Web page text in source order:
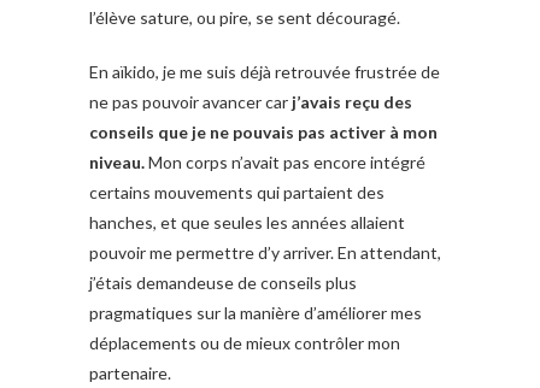
l’élève sature, ou pire, se sent découragé.
En aïkido, je me suis déjà retrouvée frustrée de
ne pas pouvoir avancer car j’avais reçu des
conseils que je ne pouvais pas activer à mon
niveau.Mon corps n’avait pas encore intégré
certains mouvements qui partaient des
hanches, et que seules les années allaient
pouvoir me permettre d’y arriver. En attendant,
j’étais demandeuse de conseils plus
pragmatiques sur la manière d’améliorer mes
déplacements ou de mieux contrôler mon
partenaire.